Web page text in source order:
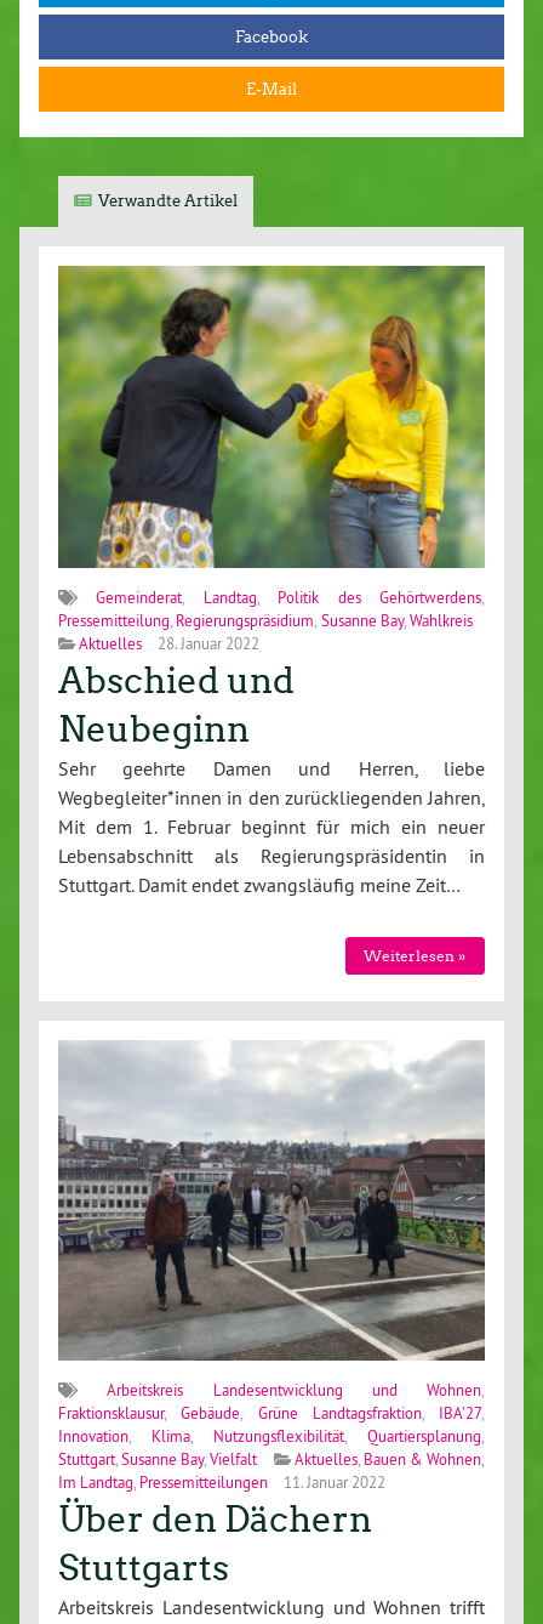
Facebook
E-Mail
Verwandte Artikel
Gemeinderat Landtag Politik des Gehörtwerdens
Pressemitteilung Regierungspräsidium Susanne Bay, Wahlkreis
Aktuelles
28. Januar 2022
Abschied und
Neubeginn
Sehr geehrte Damen und Herren, liebe
Wegbegleiter*innen in den zurückliegenden Jahren,
Mit dem 1. Februar beginnt für mich ein neuer
Lebensabschnitt als Regierungspräsidentin in
Stuttgart. Damit endet zwangsläufig meine Zeit…
Weiterlesen »
Arbeitskreis Landesentwicklung und Wohnen,
Fraktionsklausur,Gebäude, Grüne Landtagsfraktion, IBA'27,
Innovation, Klima, Nutzungsflexibilität, Quartiersplanung,
Stuttgart,Susanne Bay,Vielfalt Aktuelles, Bauen & Wohnen,
Im Landtag, Pressemitteilungen 11. Januar 2022
Über den Dächern
Stuttgarts
Arbeitskreis Landesentwicklung und Wohnen trifft